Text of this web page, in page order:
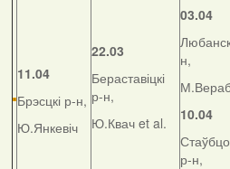
11.04
Брэсцкі р-н,
Ю.Янкевіч
22.03
Бераставіцкі
р-н,
Ю.Квач et al.
03.04
н,
10.04
р-н,